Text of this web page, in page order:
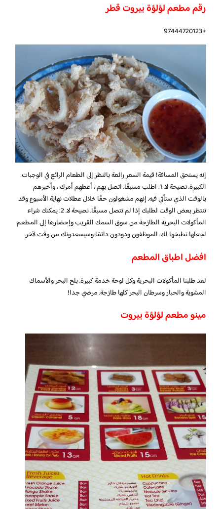
رقم مطعم لؤلؤة بيروت قطر
+97444720123
إنه يستحق المسافة! قيمة السعر رائعة بالنظر إلى الطعام الرائع في الوجبات
الكبيرة. نصيحة لا. 1: اطلب مسبقًا. اتصل بهم ، أعطهم أمرك ، وأخبرهم
بالوقت الذي ستأتي فيه. إنهم مشغولون حقًا خلال عطلات نهاية الأسبوع وقد
تنتظر بعض الوقت لطلبك إذا لم تتصل مسبقًا. نصيحة لا. 2: يمكنك شراء
المأكولات البحرية الطازجة من سوق السمك القريب وإحضارها إلى المطعم
لجعلها تطبخها لك. الموظفون ودودون دائمًا وسيسعدونك من وقت لآخر.
افضل اطباق المطعم
لقد طلبنا المأكولات البحرية وكل لوحة خدمة كبيرة. بلح البحر والأسماك
المشوية والحبار وسرطان البحر كلها طازجة. مرضي جدا!
مينو مطعم لؤلؤة بيروت